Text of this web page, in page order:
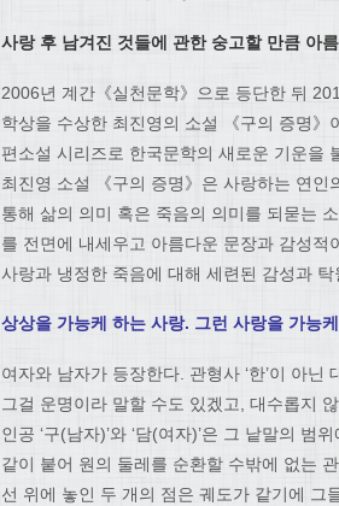
사랑 후 남겨진 것들에 관한 숭고할 만큼 아름
2006년 계간《실천문학》으로 등단한 뒤
학상을 수상한 최진영의 소설 《구의 증명
편소설 시리즈로 한국문학의 새로운 기운을
최진영 소설 《구의 증명》은 사랑하는 연
통해 삶의 의미 혹은 죽음의 의미를 되묻는
를 전면에 내세우고 아름다운 문장과 감성
사랑과 냉정한 죽음에 대해 세련된 감성과 탁
상상을 가능케 하는 사랑. 그런 사랑을 가능
여자와 남자가 등장한다. 관형사 ‘한’이 아닌
그걸 운명이라 말할 수도 있겠고, 대수롭지
인공 ‘구(남자)’와 ‘담(여자)’은 그 낱말의
같이 붙어 원의 둘레를 순환할 수밖에 없는
선 위에 놓인 두 개의 점은 궤도가 같기에 그